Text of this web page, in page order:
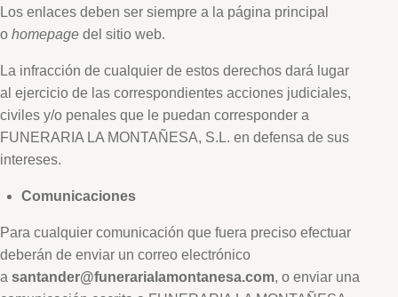
Los enlaces deben ser siempre a la página principal
o homepage del sitio web.
La infracción de cualquier de estos derechos dará lugar
al ejercicio de las correspondientes acciones judiciales,
civiles y/o penales que le puedan corresponder a
FUNERARIA LA MONTAÑESA, S.L. en defensa de sus
intereses.
Comunicaciones
Para cualquier comunicación que fuera preciso efectuar
deberán de enviar un correo electrónico
a santander@funerarialamontanesa.com, o enviar una